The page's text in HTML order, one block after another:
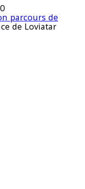
parcours de
de Loviatar